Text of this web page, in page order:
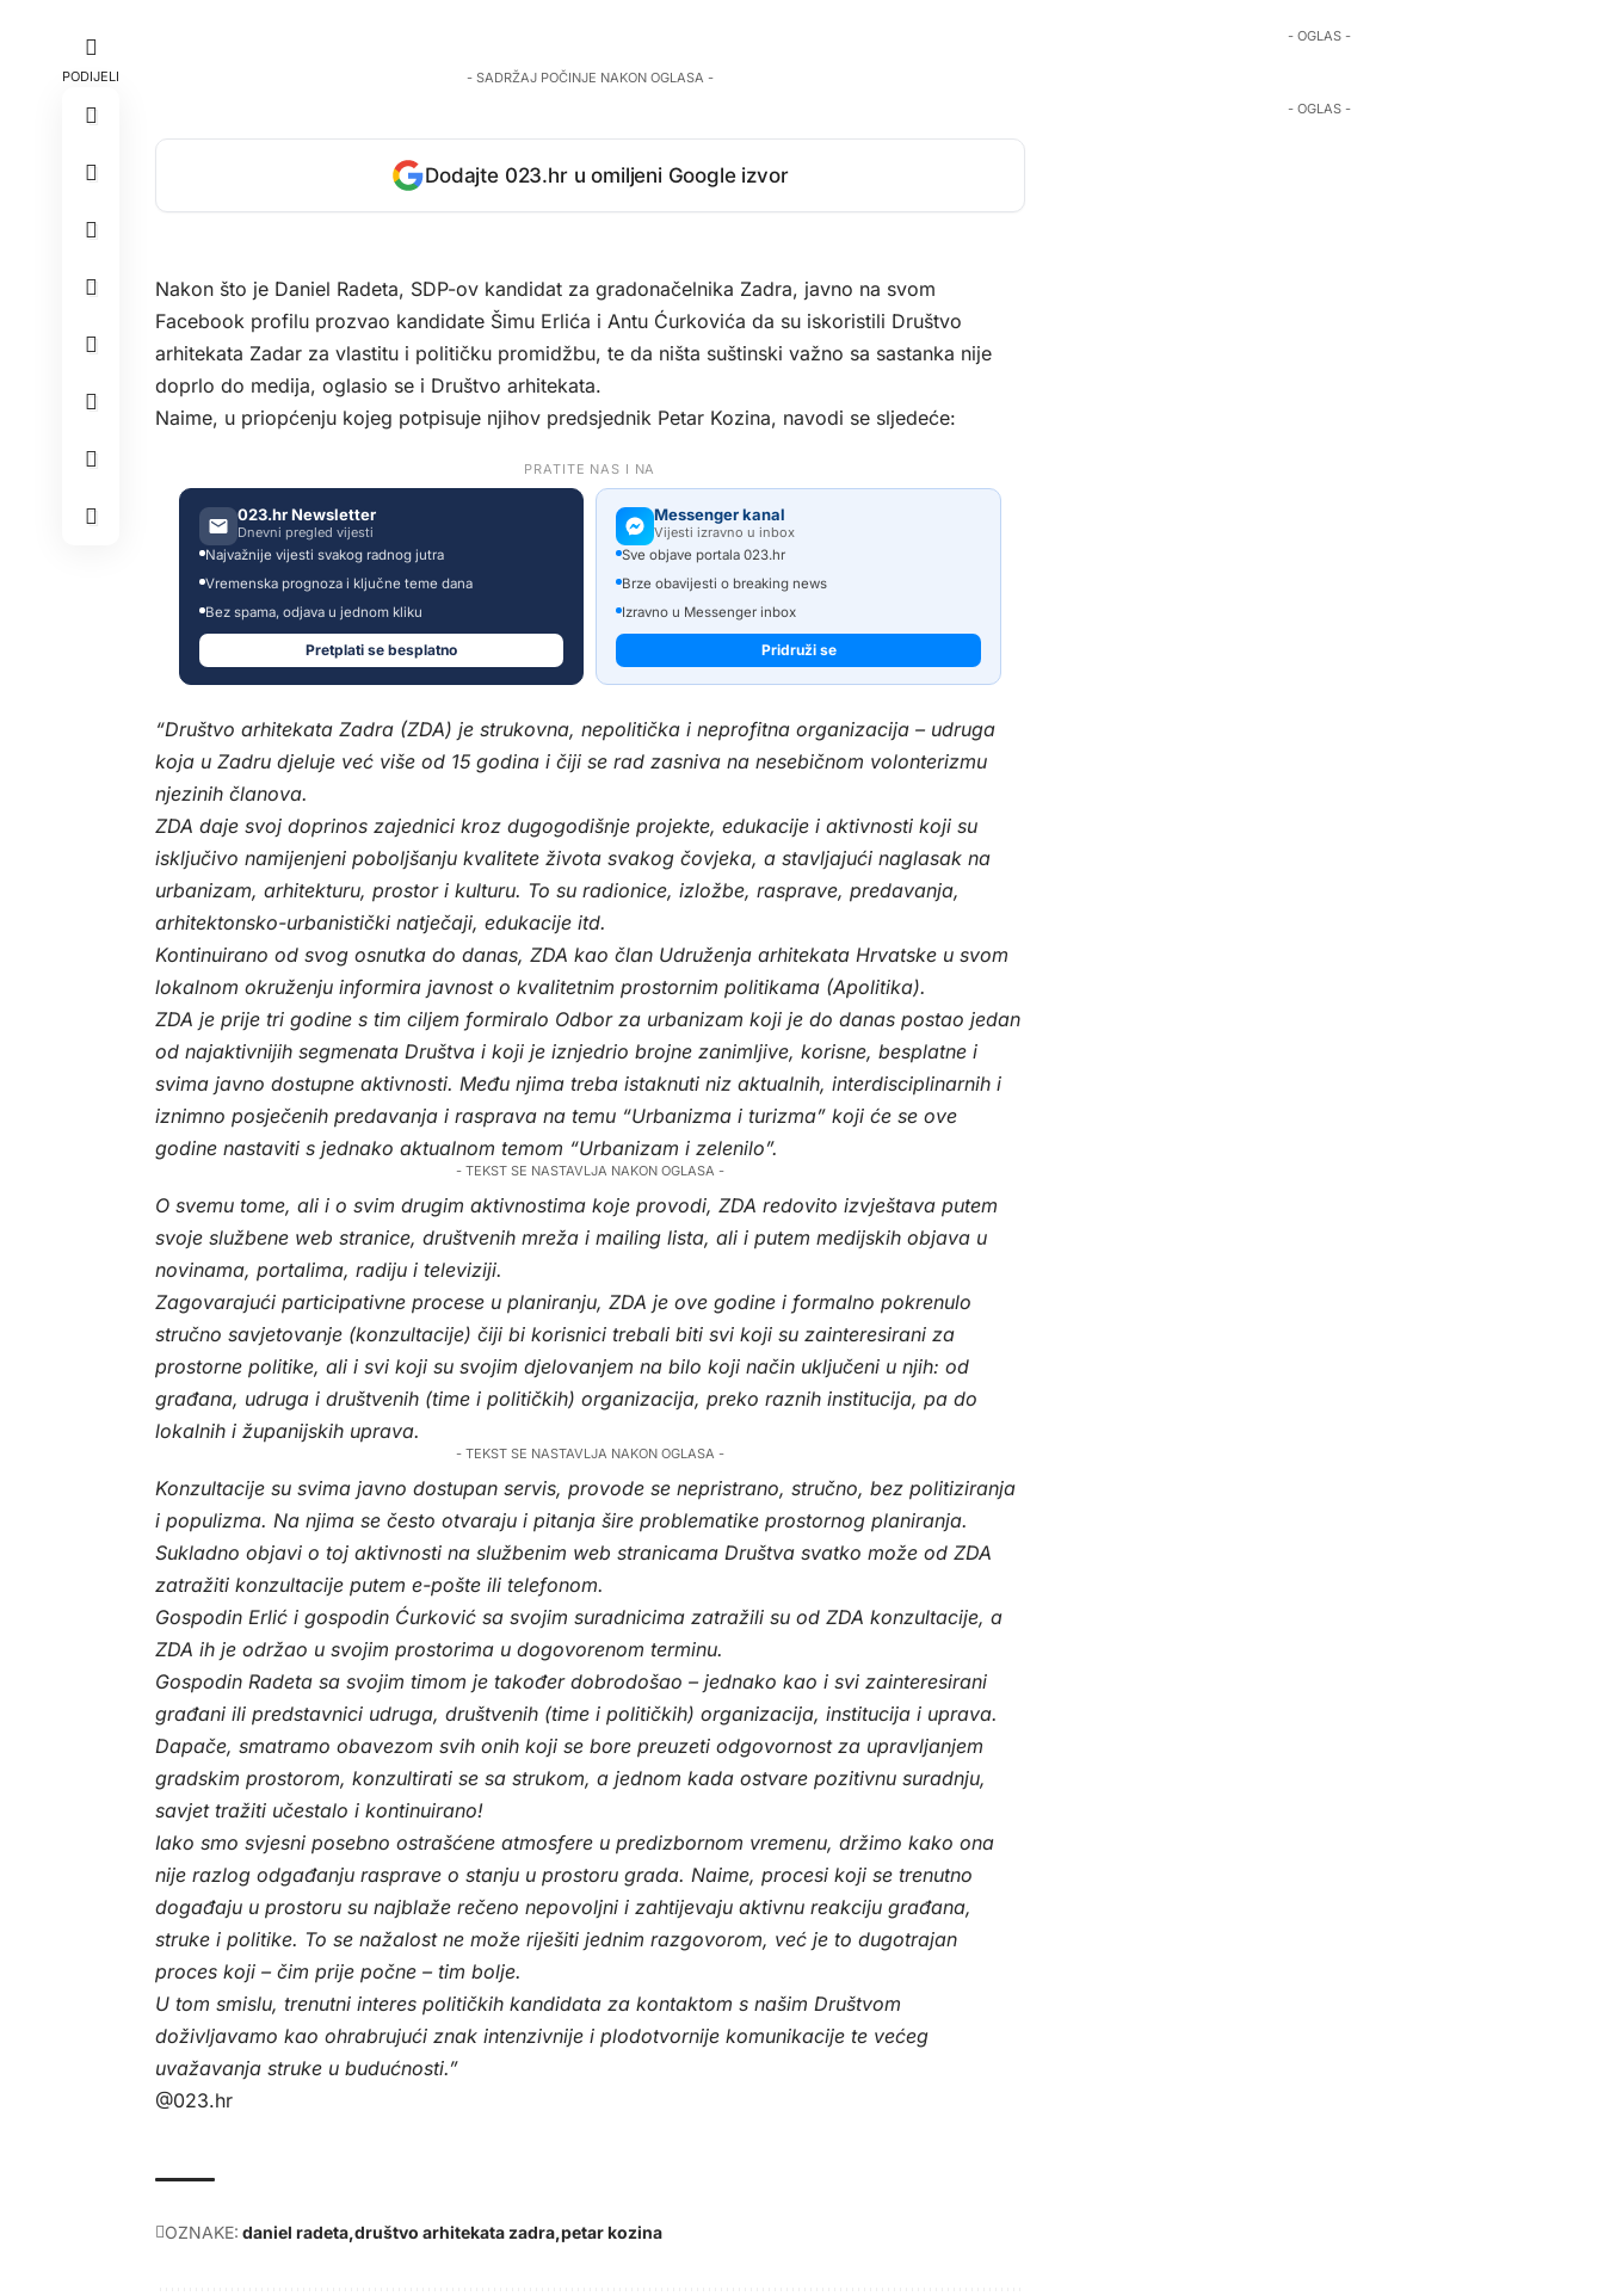
PODIJELI - SADRŽAJ POČINJE NAKON OGLASA -
Dodajte 023.hr u omiljeni Google izvor
Nakon što je Daniel Radeta, SDP-ov kandidat za gradonačelnika Zadra, javno na svom
Facebook profilu prozvao kandidate Šimu Erlića i Antu Ćurkovića da su iskoristili Društvo
arhitekata Zadar za vlastitu i političku promidžbu, te da ništa suštinski važno sa sastanka nije
doprlo do medija, oglasio se i Društvo arhitekata.
Naime, u priopćenju kojeg potpisuje njihov predsjednik Petar Kozina, navodi se sljedeće:
PRATITE NAS I NA
023.hr Newsletter
Dnevni pregled vijesti
Najvažnije vijesti svakog radnog jutra
Vremenska prognoza i ključne teme dana
Bez spama, odjava u jednom kliku
Pretplati se besplatno
Messenger kanal
Vijesti izravno u inbox
Sve objave portala 023.hr
Brze obavijesti o breaking news
Izravno u Messenger inbox
Pridruži se
“Društvo arhitekata Zadra (ZDA) je strukovna, nepolitička i neprofitna organizacija – udruga
koja u Zadru djeluje već više od 15 godina i čiji se rad zasniva na nesebičnom volonterizmu
njezinih članova.
ZDA daje svoj doprinos zajednici kroz dugogodišnje projekte, edukacije i aktivnosti koji su
isključivo namijenjeni poboljšanju kvalitete života svakog čovjeka, a stavljajući naglasak na
urbanizam, arhitekturu, prostor i kulturu. To su radionice, izložbe, rasprave, predavanja,
arhitektonsko-urbanistički natječaji, edukacije itd.
Kontinuirano od svog osnutka do danas, ZDA kao član Udruženja arhitekata Hrvatske u svom
lokalnom okruženju informira javnost o kvalitetnim prostornim politikama (Apolitika).
ZDA je prije tri godine s tim ciljem formiralo Odbor za urbanizam koji je do danas postao jedan
od najaktivnijih segmenata Društva i koji je iznjedrio brojne zanimljive, korisne, besplatne i
svima javno dostupne aktivnosti. Među njima treba istaknuti niz aktualnih, interdisciplinarnih i
iznimno posječenih predavanja i rasprava na temu “Urbanizma i turizma” koji će se ove
godine nastaviti s jednako aktualnom temom “Urbanizam i zelenilo”.
- TEKST SE NASTAVLJA NAKON OGLASA -
O svemu tome, ali i o svim drugim aktivnostima koje provodi, ZDA redovito izvještava putem
svoje službene web stranice, društvenih mreža i mailing lista, ali i putem medijskih objava u
novinama, portalima, radiju i televiziji.
Zagovarajući participativne procese u planiranju, ZDA je ove godine i formalno pokrenulo
stručno savjetovanje (konzultacije) čiji bi korisnici trebali biti svi koji su zainteresirani za
prostorne politike, ali i svi koji su svojim djelovanjem na bilo koji način uključeni u njih: od
građana, udruga i društvenih (time i političkih) organizacija, preko raznih institucija, pa do
lokalnih i županijskih uprava.
- TEKST SE NASTAVLJA NAKON OGLASA -
Konzultacije su svima javno dostupan servis, provode se nepristrano, stručno, bez politiziranja
i populizma. Na njima se često otvaraju i pitanja šire problematike prostornog planiranja.
Sukladno objavi o toj aktivnosti na službenim web stranicama Društva svatko može od ZDA
zatražiti konzultacije putem e-pošte ili telefonom.
Gospodin Erlić i gospodin Ćurković sa svojim suradnicima zatražili su od ZDA konzultacije, a
ZDA ih je održao u svojim prostorima u dogovorenom terminu.
Gospodin Radeta sa svojim timom je također dobrodošao – jednako kao i svi zainteresirani
građani ili predstavnici udruga, društvenih (time i političkih) organizacija, institucija i uprava.
Dapače, smatramo obavezom svih onih koji se bore preuzeti odgovornost za upravljanjem
gradskim prostorom, konzultirati se sa strukom, a jednom kada ostvare pozitivnu suradnju,
savjet tražiti učestalo i kontinuirano!
Iako smo svjesni posebno ostrašćene atmosfere u predizbornom vremenu, držimo kako ona
nije razlog odgađanju rasprave o stanju u prostoru grada. Naime, procesi koji se trenutno
događaju u prostoru su najblaže rečeno nepovoljni i zahtijevaju aktivnu reakciju građana,
struke i politike. To se nažalost ne može riješiti jednim razgovorom, već je to dugotrajan
proces koji – čim prije počne – tim bolje.
U tom smislu, trenutni interes političkih kandidata za kontaktom s našim Društvom
doživljavamo kao ohrabrujući znak intenzivnije i plodotvornije komunikacije te većeg
uvažavanja struke u budućnosti.”
@023.hr
OZNAKE: daniel radeta društvo arhitekata zadra petar kozina
- OGLAS -
- OGLAS -